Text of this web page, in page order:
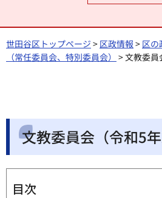
世田谷区トップページ > 区政情報 > 区の
（常任委員会、特別委員会） > 文教委員
文教委員会（令和5年
目次